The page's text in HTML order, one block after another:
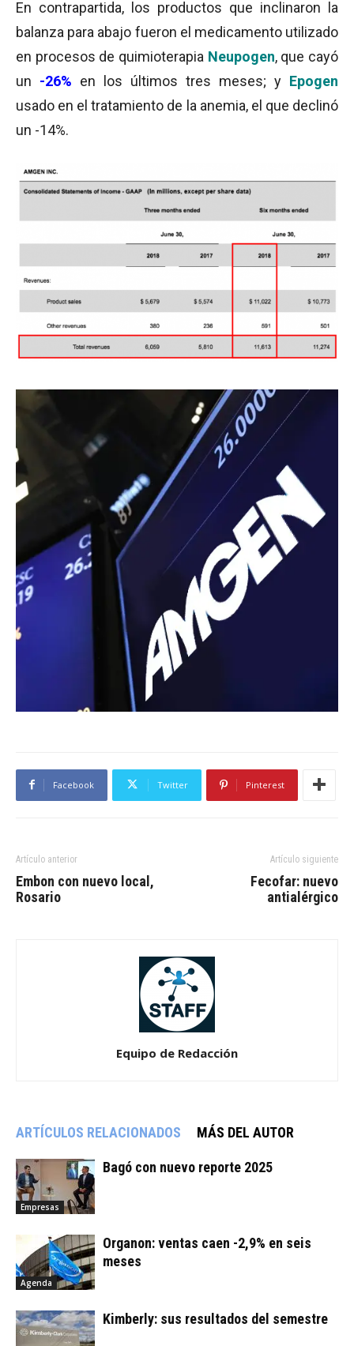
En contrapartida, los productos que inclinaron la
balanza para abajo fueron el medicamento utilizado
en procesos de quimioterapia Neupogen, que cayó
un -26% en los últimos tres meses; y Epogen
usado en el tratamiento de la anemia, el que declinó
un -14%.
Facebook Twitter Pinterest
Artículo anterior
Embon con nuevo local,
Rosario
Artículo siguiente
Fecofar: nuevo
antialérgico
Equipo de Redacción
ARTÍCULOS RELACIONADOS MÁS DEL AUTOR
Empresas
Bagó con nuevo reporte 2025
Agenda
Organon: ventas caen -2,9% en seis
meses
Kimberly: sus resultados del semestre